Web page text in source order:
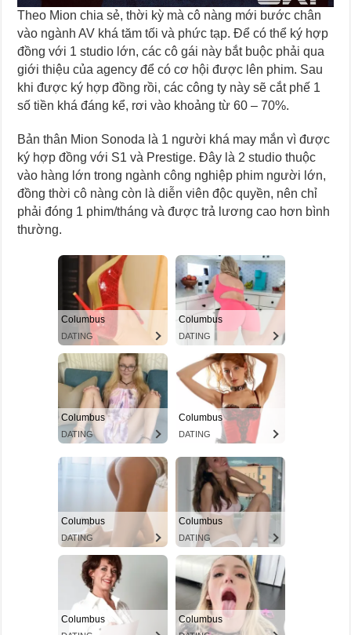
Theo Mion chia sẻ, thời kỳ mà cô nàng mới bước chân
vào ngành AV khá tăm tối và phức tạp. Để có thể ký hợp
đồng với 1 studio lớn, các cô gái này bắt buộc phải qua
giới thiệu của agency để có cơ hội được lên phim. Sau
khi được ký hợp đồng rồi, các công ty này sẽ cắt phế 1
số tiền khá đáng kể, rơi vào khoảng từ 60 – 70%.
Bản thân Mion Sonoda là 1 người khá may mắn vì được
ký hợp đồng với S1 và Prestige. Đây là 2 studio thuộc
vào hàng lớn trong ngành công nghiệp phim người lớn,
đồng thời cô nàng còn là diễn viên độc quyền, nên chỉ
phải đóng 1 phim/tháng và được trả lương cao hơn bình
thường.